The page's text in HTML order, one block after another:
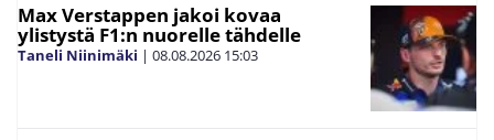
Max Verstappen jakoi kovaa
ylistystä F1:n nuorelle tähdelle
Taneli Niinimäki | 08.08.2026 15:03